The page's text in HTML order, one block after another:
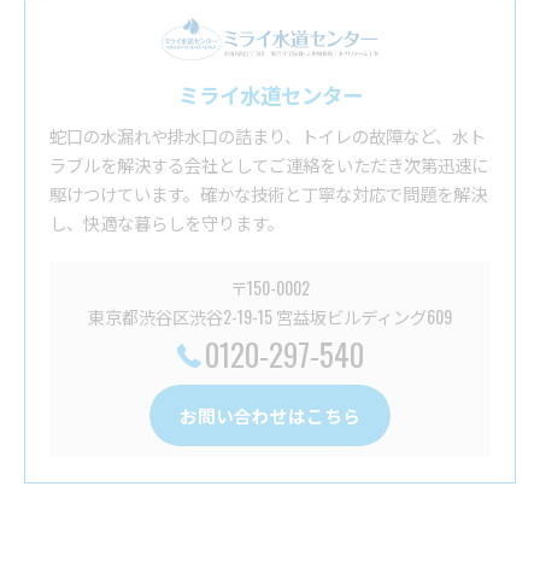
ミライ水道センター
蛇口の水漏れや排水口の詰まり、トイレの故障など、水ト
ラブルを解決する会社としてご連絡をいただき次第迅速に
駆けつけています。確かな技術と丁寧な対応で問題を解決
し、快適な暮らしを守ります。
〒150-0002
東京都渋谷区渋谷2-19-15 宮益坂ビルディング609
0120-297-540
お問い合わせはこちら